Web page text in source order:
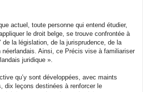
actuel, toute personne qui entend étudier,
le droit belge, se trouve confrontée à
la législation, de la jurisprudence, de la
néerlandais. Ainsi, ce Précis vise à familiariser
juridique ».
qu’y sont développées, avec maints
dix leçons destinées à renforcer le